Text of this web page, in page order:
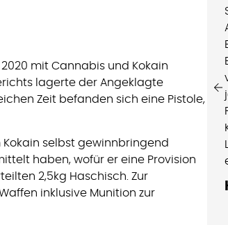
mit Cannabis und Kokain
lagerte der Angeklagte
Zeit befanden sich eine Pistole,
selbst gewinnbringend
haben, wofür er eine Provision
2,5kg Haschisch. Zur
inklusive Munition zur